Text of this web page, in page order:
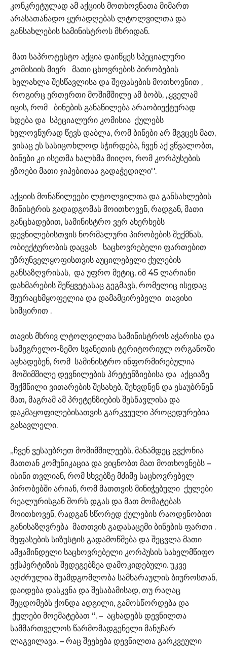
კონკრეტულად ამ აქციის მოთხოვნათა მიმართ
არასათანადო ყურადღებას ლტოლვილთა და
განსახლების სამინისტროს მხრიდან.
მათ საპროტესტო აქცია დაიწყეს სპეციალური
კომისიის მიერ მათი ცხოვრების პირობების
ხელახლა შესწავლისა და შეფასების მოთხოვნით ,
როგირც ერთერთი მოშიმშილე ამ ბობს, ,,ყველამ
იცის, რომ ბინების განაწილება არაობიექტურად
ხდება და სპეციალური კომისია ქულებს
ხელოვნურად წევს დაბლა, რომ ბინები არ მგვცეს მათ,
ვისაც ეს სასიცოხლოდ სჭირდება, ჩვენ აქ ვწვალობთ,
ბინები კი ისეთმა ხალხმა მიიღო, რომ კორპუსების
ეზოები მათი ჯიპებითაა გადაჭედილი''.
აქციის მონაწილეები ლტოლვილთა და განსახლების
მინისტრის გადადგომას მოითხოვენ, რადგან, მათი
განცხადებით, სამინისტრო ვერ ახერხებს
დევნილებისთვის ნორმალური პირობების შექმნას,
ობიექტურობის დაცვას საცხოვრებელი ფართებით
უზრუნველყოფისთვის აუცილებელი ქულების
განსაზღვრისას, და უფრო მეტიც, იმ 45 ლარიანი
დახმარების შეწყვეტასაც გეგმავს, რომელიც ისედაც
შეურაცხმყოფელია და დამამცირებელი თავისი
სიმცირით .
თავის მხრივ ლტოლვილთა სამინისტროს აჭარისა და
სამეგრელო-ზემო სვანეთის ტერიტორიულ ორგანოში
აცხადებენ, რომ სამინისტრო ინფორმირებულია
მოშიმშილე დევნილების პრეტენზიებისა და აქციაზე
შექმნილი ვითარების შესახებ, შეხვდნენ და ესაუბრნენ
მათ, მაგრამ ამ პრეტენზიების შესწავლისა და
დაკმაყოფილებისათვის გარკვეული პროცედურებია
გასავლელი.
„ჩვენ ვესაუბრეთ მოშიმშილეებს, მანამდეც გვქონია
მათთან კომუნიკაცია და ვიცნობთ მათ მოთხოვნებს –
ისინი თვლიან, რომ სხვებზე მძიმე საცხოვრებელ
პირობებში არიან, რომ მათთვის მინიჭებული ქულები
რეალურისგან შორს დგას და მათ მომატებას
მოითხოვენ, რადგან სწორედ ქულების რაოდენობით
განისაზღვრება მათთვის გადასაცემი ბინების ფართი .
შეფასების სიზუსტის გადამოწმება და შეცვლა მათი
ამჟამინდელი საცხოვრებელი კორპუსის სახელმწიფო
ექსპერტიზის შედეგებზეა დამოკიდებული. უკვე
აღძრულია შუამდგომლობა სამხარაულის ბიუროსთან,
დაიდება დასკვნა და შესაბამისად, თუ რაღაც
შეცდომებს ქონდა ადგილი, გამოსწორდება და
ქულები მოემატებათ “, – აცხადებს დევნილთა
სამმართველოს წარმომადგენელი მანუჩარ
ლაგვილავა. – რაც შეეხება დევნილთა გარკვეული